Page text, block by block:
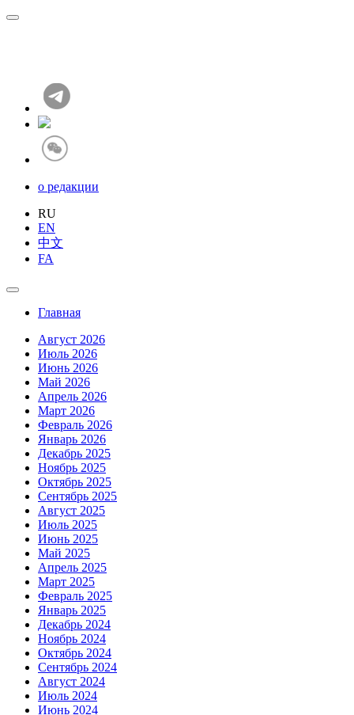
о редакции
RU
EN
中文
FA
Главная
Август 2026
Июль 2026
Июнь 2026
Май 2026
Апрель 2026
Март 2026
Февраль 2026
Январь 2026
Декабрь 2025
Ноябрь 2025
Октябрь 2025
Сентябрь 2025
Август 2025
Июль 2025
Июнь 2025
Май 2025
Апрель 2025
Март 2025
Февраль 2025
Январь 2025
Декабрь 2024
Ноябрь 2024
Октябрь 2024
Сентябрь 2024
Август 2024
Июль 2024
Июнь 2024